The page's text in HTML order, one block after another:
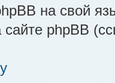
на свой
phpBB